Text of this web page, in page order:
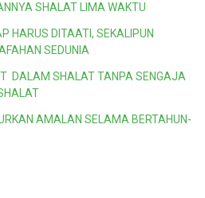
SHALAT LIMA WAKTU
HARUS DITAATI, SEKALIPUN
SEDUNIA
DALAM SHALAT TANPA SENGAJA
AMALAN SELAMA BERTAHUN-